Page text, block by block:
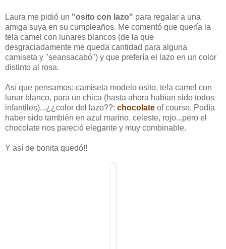
Laura me pidió un "osito con lazo" para regalar a una
amiga suya en su cumpleaños. Me comentó que quería la
tela camel con lunares blancos (de la que
desgraciadamente me queda cantidad para alguna
camiseta y "seansacabó") y que prefería el lazo en un color
distinto al rosa.
Así que pensamos: camiseta modelo osito, tela camel con
lunar blanco, para un chica (hasta ahora habían sido todos
infantiles)...¿¿color del lazo??: chocolate of course. Podía
haber sido también en azul marino, celeste, rojo...pero el
chocolate nos pareció elegante y muy combinable.
Y así de bonita quedó!!